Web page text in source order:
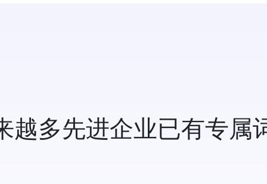
越多先进企业已有专属